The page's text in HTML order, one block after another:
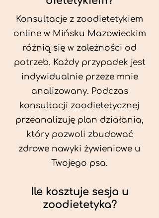
Konsultacje z zoodietetykiem
online w Mińsku Mazowieckim
różnią się w zależności od
potrzeb. Każdy przypadek jest
indywidualnie przeze mnie
analizowany. Podczas
konsultacji zoodietetycznej
przeanalizuję plan działania,
który pozwoli zbudować
zdrowe nawyki żywieniowe u
Twojego psa.
Ile kosztuje sesja u
zoodietetyka?